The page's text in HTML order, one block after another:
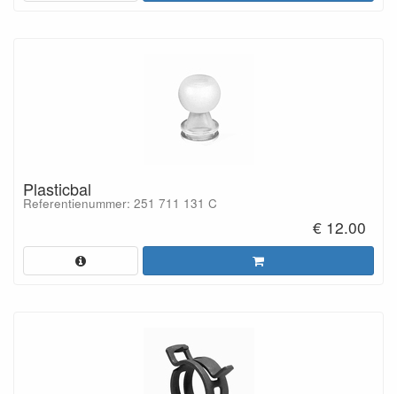
Plasticbal
Referentienummer: 251 711 131 C
€ 12.00